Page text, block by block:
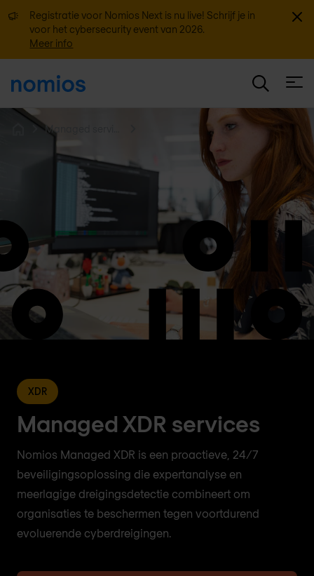
Registratie voor Nomios Next is nu live! Schrijf je in
voor het cybersecurity event van 2026.
Meer info
XDR
Managed XDR services
Nomios Managed XDR is een proactieve, 24/7
beveiligingsoplossing die expertanalyse en
meerlagige dreigingsdetectie combineert om
organisaties te beschermen tegen voortdurend
evoluerende cyberdreigingen.